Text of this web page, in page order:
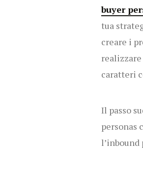
buyer
tua
creare i
caratteri
Il passo
personas